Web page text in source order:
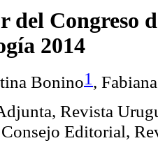
del Congreso
2014
Bonino1 ,
Revista
Consejo Editorial,